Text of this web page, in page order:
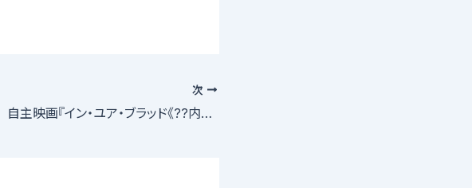
次
自主映画『イン・ユア・ブラッド《??内伝》』出演者募集